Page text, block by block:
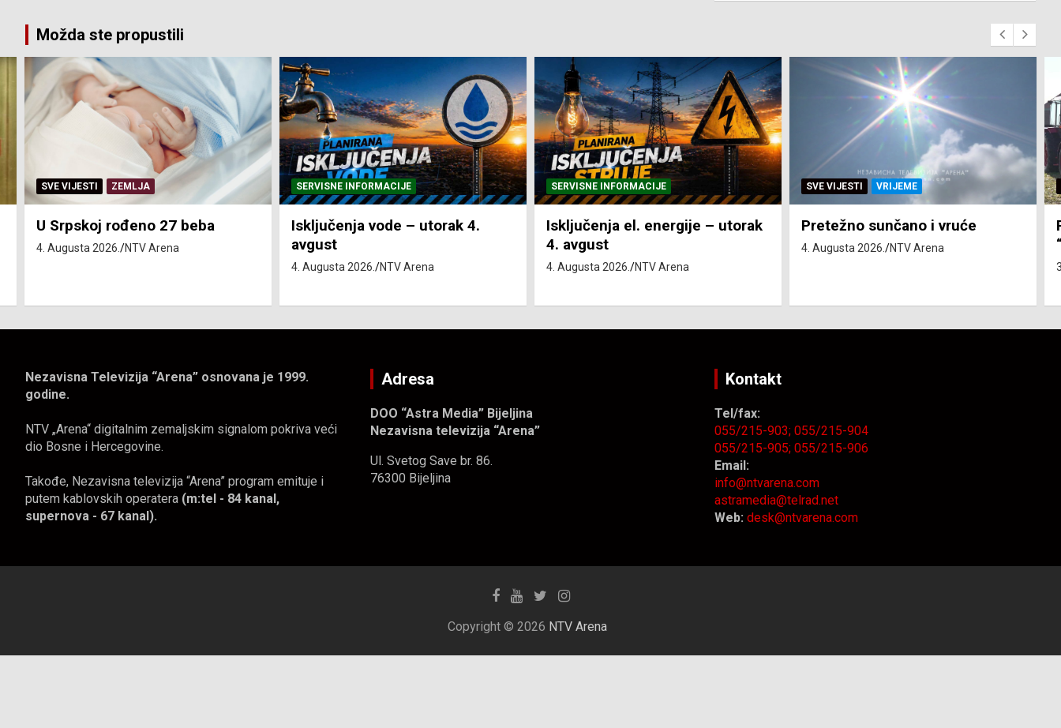
Možda ste propustili
SERVISNE INFORMACIJE
Isključenja vode – utorak 4.
avgust
SERVISNE INFORMACIJE
Isključenja el. energije – utorak
4. avgust
4. Augusta 2026. NTV Arena
SVE VIJESTI VRIJEME
Pretežno sunčano i vruće
4. Augusta 2026.
SVE VIJESTI ZEMLJA
Pravo na subvenciju za traktor
“Belarus” ostvarila 84 korisnika
Nezavisna Televizija “Arena” osnovana je 1999.
godine.
NTV „Arena“ digitalnim zemaljskim signalom pokriva veći
dio Bosne i Hercegovine.
Takođe, Nezavisna televizija “Arena” program emituje i
putem kablovskih operatera (m:tel - 84 kanal,
supernova - 67 kanal).
Adresa
DOO “Astra Media” Bijeljina
Nezavisna televizija “Arena”
Ul. Svetog Save br. 86.
76300 Bijeljina
Kontakt
Tel/fax:
055/215-903;055/215-904
055/215-905;055/215-906
Email:
info@ntvarena.com
astramedia@telrad.net
Web: desk@ntvarena.com
Copyright © 2026 NTV Arena